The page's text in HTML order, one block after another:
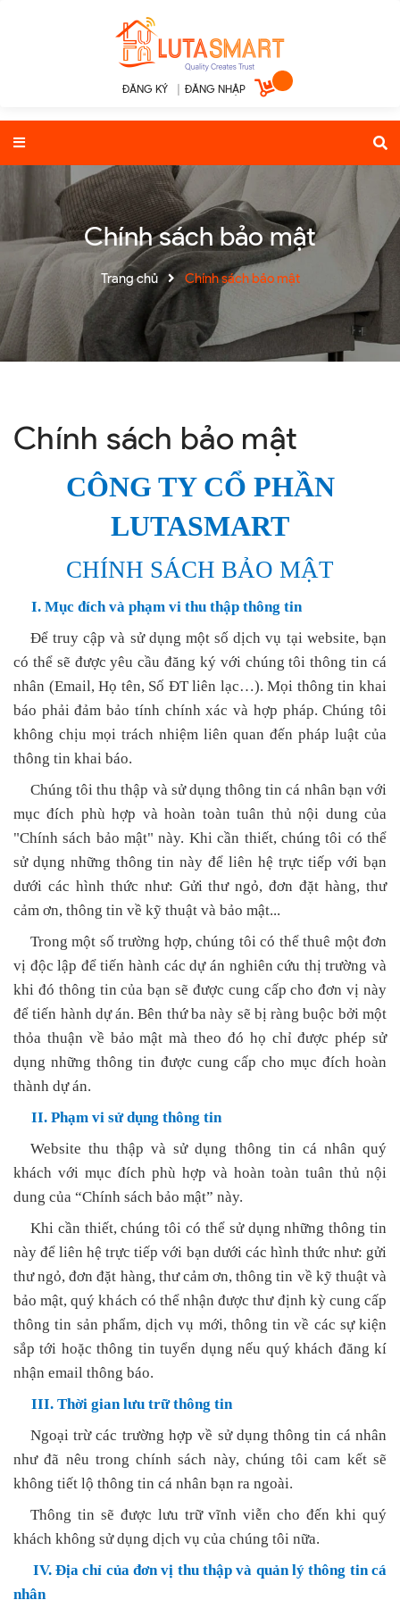
ĐĂNG KÝ ĐĂNG NHẬP
Chính sách bảo mật
Trang chủ Chính sách bảo mật
Chính sách bảo mật
CÔNG TY CỔ PHẦN
LUTASMART
CHÍNH SÁCH BẢO MẬT
I. Mục đích và phạm vi thu thập thông tin
Để truy cập và sử dụng một số dịch vụ tại website, bạn
có thể sẽ được yêu cầu đăng ký với chúng tôi thông tin cá
nhân (Email, Họ tên, Số ĐT liên lạc…). Mọi thông tin khai
báo phải đảm bảo tính chính xác và hợp pháp. Chúng tôi
không chịu mọi trách nhiệm liên quan đến pháp luật của
thông tin khai báo.
Chúng tôi thu thập và sử dụng thông tin cá nhân bạn với
mục đích phù hợp và hoàn toàn tuân thủ nội dung của
"Chính sách bảo mật" này. Khi cần thiết, chúng tôi có thể
sử dụng những thông tin này để liên hệ trực tiếp với bạn
dưới các hình thức như: Gửi thư ngỏ, đơn đặt hàng, thư
cảm ơn, thông tin về kỹ thuật và bảo mật...
Trong một số trường hợp, chúng tôi có thể thuê một đơn
vị độc lập để tiến hành các dự án nghiên cứu thị trường và
khi đó thông tin của bạn sẽ được cung cấp cho đơn vị này
để tiến hành dự án. Bên thứ ba này sẽ bị ràng buộc bởi một
thỏa thuận về bảo mật mà theo đó họ chỉ được phép sử
dụng những thông tin được cung cấp cho mục đích hoàn
thành dự án.
II. Phạm vi sử dụng thông tin
Website thu thập và sử dụng thông tin cá nhân quý
khách với mục đích phù hợp và hoàn toàn tuân thủ nội
dung của “Chính sách bảo mật” này.
Khi cần thiết, chúng tôi có thể sử dụng những thông tin
này để liên hệ trực tiếp với bạn dưới các hình thức như: gửi
thư ngỏ, đơn đặt hàng, thư cảm ơn, thông tin về kỹ thuật và
bảo mật, quý khách có thể nhận được thư định kỳ cung cấp
thông tin sản phẩm, dịch vụ mới, thông tin về các sự kiện
sắp tới hoặc thông tin tuyển dụng nếu quý khách đăng kí
nhận email thông báo.
III. Thời gian lưu trữ thông tin
Ngoại trừ các trường hợp về sử dụng thông tin cá nhân
như đã nêu trong chính sách này, chúng tôi cam kết sẽ
không tiết lộ thông tin cá nhân bạn ra ngoài.
Thông tin sẽ được lưu trữ vĩnh viễn cho đến khi quý
khách không sử dụng dịch vụ của chúng tôi nữa.
IV. Địa chỉ của đơn vị thu thập và quản lý thông tin cá
nhân